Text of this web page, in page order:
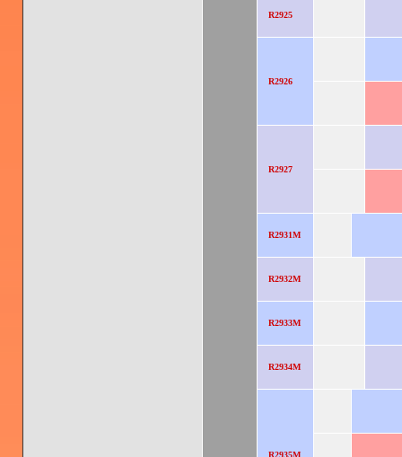
R2925
R2926
R2927
R2931M
R2932M
R2933M
R2934M
R2935M